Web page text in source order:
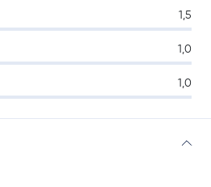
1,5
1,0
1,0